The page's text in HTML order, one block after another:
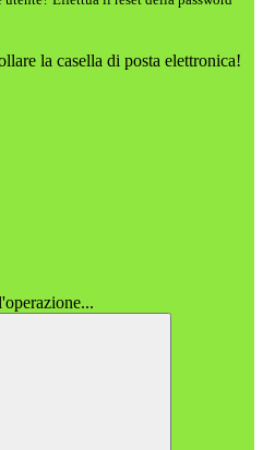
la casella di posta elettronica!